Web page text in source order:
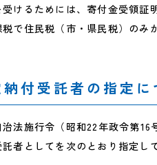
けるためには、寄付金受領証
税で住民税（市・県民税）のみ
納付受託者の指定に
法施行令（昭和22年政令第
者としてを次のとおり指定し